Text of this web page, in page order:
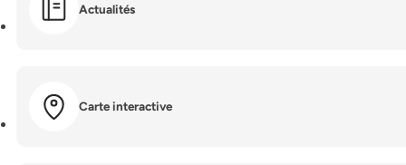
Actualités
Carte interactive